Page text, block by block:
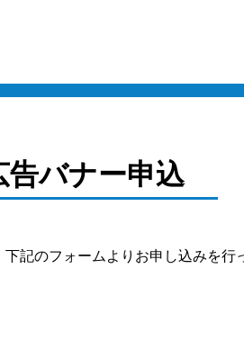
告バナー申込
記のフォームよりお申し込みを行